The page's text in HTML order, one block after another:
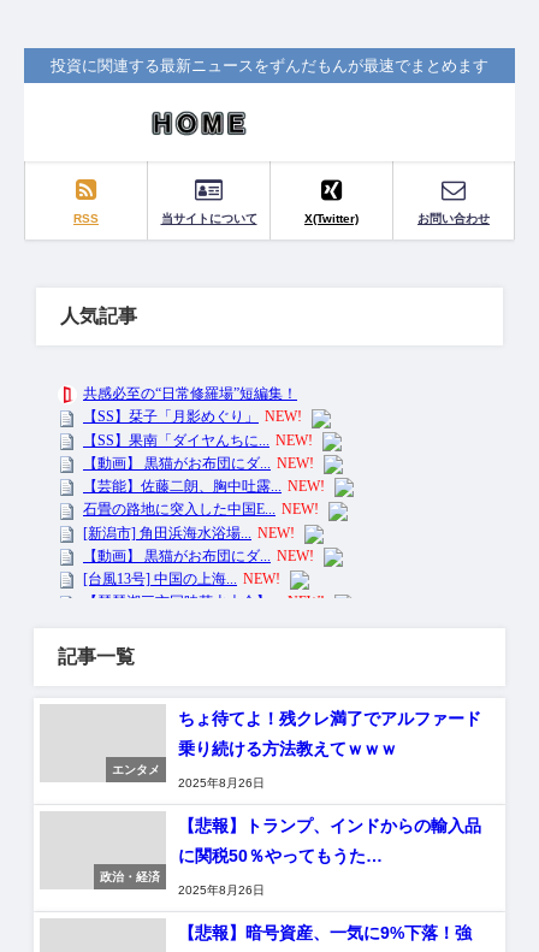
投資に関連する最新ニュースをずんだもんが最速でまとめます
RSS 当サイトについて X(Twitter) お問い合わせ
人気記事
記事一覧
エンタメ
ちょ待てよ！残クレ満了でアルファード
乗り続ける方法教えてｗｗｗ
2025年8月26日
政治・経済
【悲報】トランプ、インドからの輸入品
に関税50％やってもうた…
2025年8月26日
【悲報】暗号資産、一気に9%下落！強